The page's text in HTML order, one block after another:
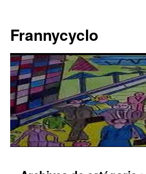
contenu
Frannycyclo